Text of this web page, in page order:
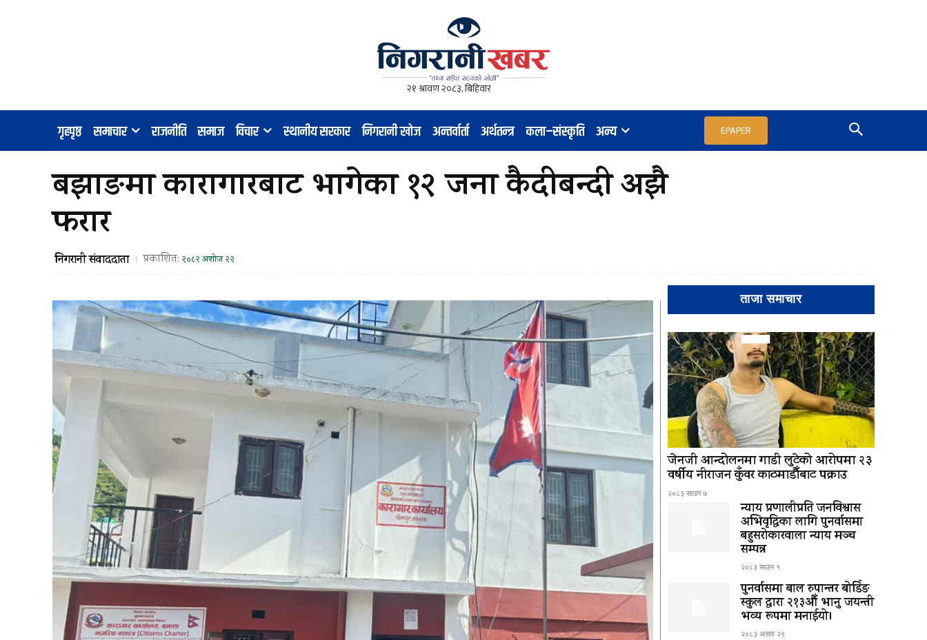
गृहपृष्ठ समाचार राजनीति समाज विचार स्थानीय सरकार निगरानी खोज अन्तर्वार्ता अर्थतन्त्र कला–संस्कृति अन्य EPAPER
बझाङमा कारागारबाट भागेका १२ जना कैदीबन्दी अझै
फरार
निगरानी संवाददाता प्रकाशित: २०८२ अशोज २२
ताजा समाचार
जेनजी आन्दोलनमा गाडी लुटेको आरोपमा २३
वर्षीय नीराजन कुँवर काठमाडौँबाट पक्राउ
२०८३ साउन ७
न्याय प्रणालीप्रति जनविश्वास
अभिवृद्धिका लागि पुनर्वासमा
बहुसरोकारवाला न्याय मञ्च
सम्पन्न
२०८३ साउन १
पुनर्वासमा बाल रुपान्तर बोर्डिङ
स्कुल द्धारा २१३औँ भानु जयन्ती
भव्य रूपमा मनाईयो।
२०८३ असार २९